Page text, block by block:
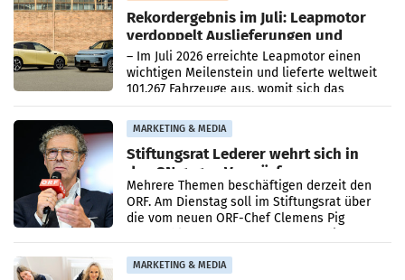
Rekordergebnis im Juli: Leapmotor
verdoppelt Auslieferungen und
überschreitet die 100.000er-Marke
– Im Juli 2026 erreichte Leapmotor einen
wichtigen Meilenstein und lieferte weltweit
101.267 Fahrzeuge aus, womit sich das
Ergebnis gegenüber Juli 2025 mehr als
verdoppelte (+102
MARKETING & MEDIA
Stiftungsrat Lederer wehrt sich in
den SN gegen Vorwürfe
Mehrere Themen beschäftigen derzeit den
ORF. Am Dienstag soll im Stiftungsrat über
die vom neuen ORF-Chef Clemens Pig
MARKETING & MEDIA